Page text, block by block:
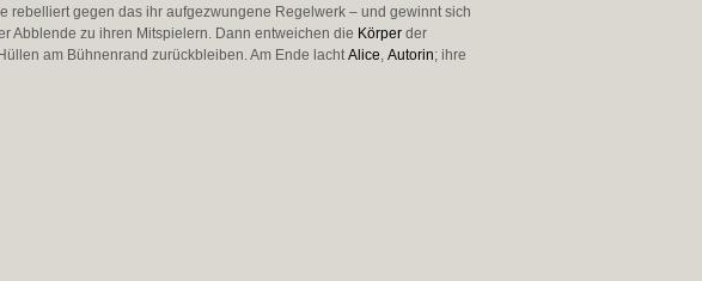
rebelliert gegen das ihr aufgezwungene Regelwerk – und gewinnt sich
Abblende zu ihren Mitspielern. Dann entweichen die Körperder
am Bühnenrand zurückbleiben. Am Ende lachtAlice, Autorin; ihre